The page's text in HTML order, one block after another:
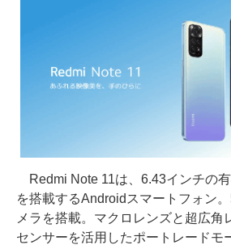
Redmi Note 11は、6.43インチの
を搭載するAndroidスマートフォン
メラを搭載。マクロレンズと超広角
センサーを活用したポートレードモ